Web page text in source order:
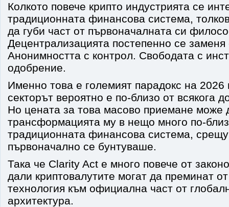
Колкото повече крипто индустрията се
традиционната финансова система,
да губи част от първоначалната си
Децентрализацията постепенно се заменя
Анонимността с контрол. Свободата с
одобрение.
Именно това е големият парадокс на 2026
секторът вероятно е по-близо от всякога
Но цената за това масово приемане може
трансформацията му в нещо много по-
традиционната финансова система, срещу
първоначално се бунтуваше.
Така че Clarity Act е много повече от
дали криптовалутите могат да преминат
технология към официална част от
архитектура.